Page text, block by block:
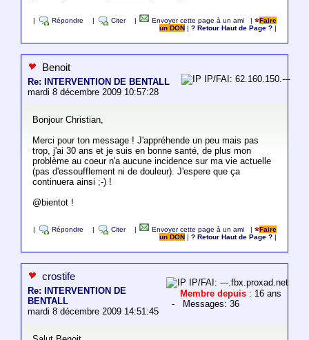
Répondre Citer Envoyer cette page à un ami |
Faire
un DON
|? Retour Haut de Page ?
Benoit
Re: INTERVENTION DE BENTALL
mardi 8 décembre 2009 10:57:28
IP/FAI: 62.160.150.---
Bonjour Christian,
Merci pour ton message ! J'appréhende un peu mais pas
trop, j'ai 30 ans et je suis en bonne santé, de plus mon
problème au coeur n'a aucune incidence sur ma vie actuelle
(pas d'essoufflement ni de douleur). J'espere que ça
continuera ainsi ;-) !
@bientot !
Répondre Citer Envoyer cette page à un ami |
Faire
un DON
|? Retour Haut de Page ?
crostife
Re: INTERVENTION DE
BENTALL
mardi 8 décembre 2009 14:51:45
IP/FAI: ---.fbx.proxad.net
Membre depuis : 16 ans
- Messages: 36